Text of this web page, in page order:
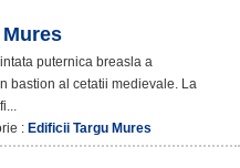
puternica breasla a
bastion al cetatii medievale. La
: Edificii Targu Mures